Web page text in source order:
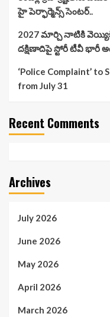
హై పెర్ఫార్మెన్స్ సెంటర్..
2027 మార్చి నాటికి
దక్షిణాదిపై స్టోరీ టీవీ భారీ
‘Police Complaint’ to
from July 31
Recent Comments
Archives
July 2026
June 2026
May 2026
April 2026
March 2026